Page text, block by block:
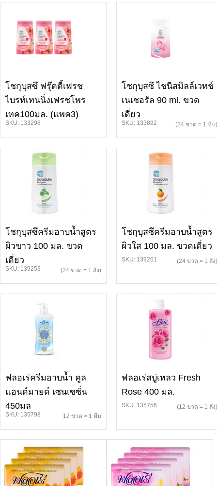
โชกุบุสซึ ฟรุ๊ตตี้เฟรช
ไบรท์เทนนิ่งเฟรชโพร
เทค100มล. (แพค3)
SKU: 133298
โชกุบุสซึ ไชนีสมิลล์เวทช์
เนเชอรัล 90 ml. ขวด
เดี่ยว
SKU: 133892 (24 ขวด = 1 หีบ)
โชกุบุสซึครีมอาบน้ำสูตร
ผิวขาว 100 มล. ขวด
เดี่ยว
SKU: 139253 (24 ขวด = 1 ลัง)
โชกุบุสซึครีมอาบน้ำสูตร
ผิวใส 100 มล. ขวดเดี่ยว
SKU: 139261 (24 ขวด = 1 ลัง)
ฟลอเร่ครีมอาบน้ำ คูล
แอนด์มายด์ เซนเซซั่น
450มล
SKU: 135798 12 ขวด = 1 หีบ
ฟลอเร่สบู่เหลว Fresh
Rose 400 มล.
SKU: 135756 (12 ขวด = 1 ลัง)